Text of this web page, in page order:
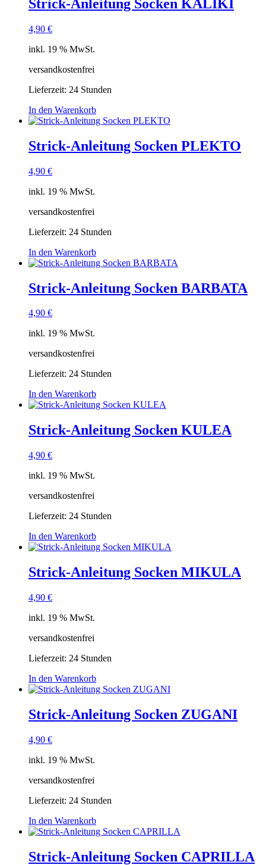
Strick-Anleitung Socken KALIKI
4,90 €
inkl. 19 % MwSt.
versandkostenfrei
Lieferzeit: 24 Stunden
In den Warenkorb
Strick-Anleitung Socken PLEKTO
4,90 €
inkl. 19 % MwSt.
versandkostenfrei
Lieferzeit: 24 Stunden
In den Warenkorb
Strick-Anleitung Socken BARBATA
4,90 €
inkl. 19 % MwSt.
versandkostenfrei
Lieferzeit: 24 Stunden
In den Warenkorb
Strick-Anleitung Socken KULEA
4,90 €
inkl. 19 % MwSt.
versandkostenfrei
Lieferzeit: 24 Stunden
In den Warenkorb
Strick-Anleitung Socken MIKULA
4,90 €
inkl. 19 % MwSt.
versandkostenfrei
Lieferzeit: 24 Stunden
In den Warenkorb
Strick-Anleitung Socken ZUGANI
4,90 €
inkl. 19 % MwSt.
versandkostenfrei
Lieferzeit: 24 Stunden
In den Warenkorb
Strick-Anleitung Socken CAPRILLA